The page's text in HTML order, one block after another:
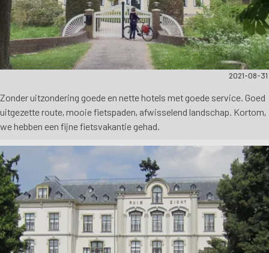
2021-08-31
Zonder uitzondering goede en nette hotels met goede service. Goed
uitgezette route, mooie fietspaden, afwisselend landschap. Kortom,
we hebben een fijne fietsvakantie gehad.